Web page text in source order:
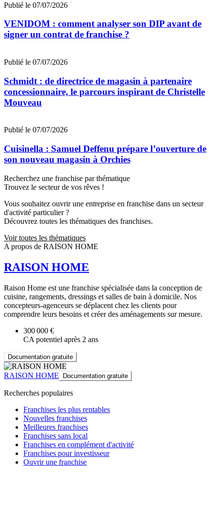
Publié le 07/07/2026
VENIDOM : comment analyser son DIP avant de
signer un contrat de franchise ?
Publié le 07/07/2026
Schmidt : de directrice de magasin à partenaire
concessionnaire, le parcours inspirant de Christelle
Mouveau
Publié le 07/07/2026
Cuisinella : Samuel Deffenu prépare l’ouverture de
son nouveau magasin à Orchies
Recherchez une franchise par thématique
Trouvez le secteur de vos rêves !
Vous souhaitez ouvrir une entreprise en franchise dans un secteur
d'activité particulier ?
Découvrez toutes les thématiques des franchises.
Voir toutes les thématiques
A propos de RAISON HOME
RAISON HOME
Raison Home est une franchise spécialisée dans la conception de
cuisine, rangements, dressings et salles de bain à domicile. Nos
concepteurs-agenceurs se déplacent chez les clients pour
comprendre leurs besoins et créer des aménagements sur mesure.
300 000 €
CA potentiel après 2 ans
Documentation gratuite
RAISON HOME Documentation gratuite
Recherches populaires
Franchises les plus rentables
Nouvelles franchises
Meilleures franchises
Franchises sans local
Franchises en complément d'activité
Franchises pour investisseur
Ouvrir une franchise